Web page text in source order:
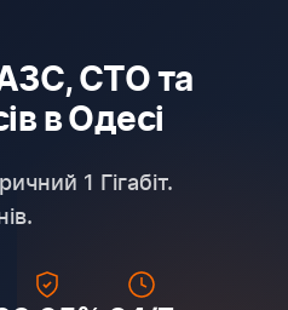
АЗС, СТО та
в Одесі
1 Гігабіт.